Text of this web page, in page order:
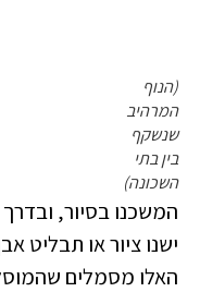
(הנוף
המרהיב
שנשקף
בין בתי
השכונה)
המשכנו בסיור,
ישנו ציור או תבליט
האלו מסמלים